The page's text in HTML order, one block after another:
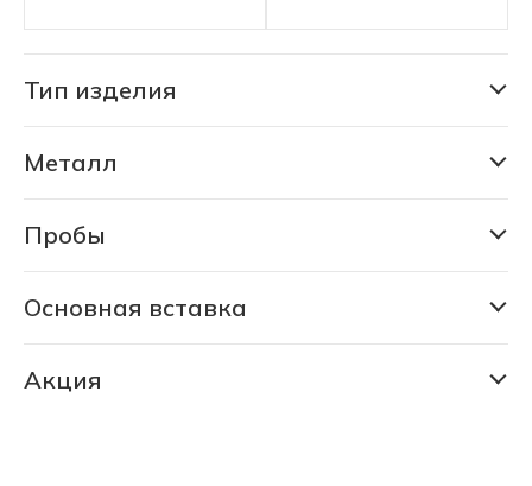
Тип изделия
Металл
Пробы
585
750
Основная вставка
Акция